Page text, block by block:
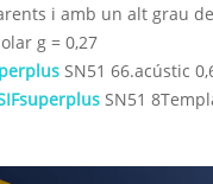
i amb un alt grau
g = 0,27
SN51 66.acústic
SN51